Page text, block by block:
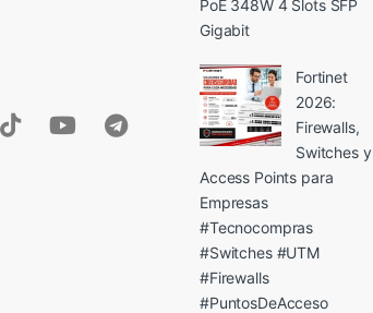
PoE 348W 4 Slots SFP
Gigabit
Fortinet
2026:
Firewalls,
Switches y
Access Points para
Empresas
#Tecnocompras
#Switches #UTM
#Firewalls
#PuntosDeAcceso